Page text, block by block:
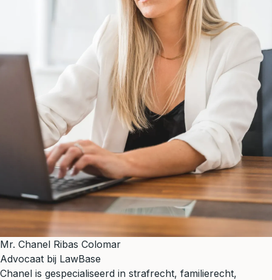
Mr. Chanel Ribas Colomar
Advocaat bij LawBase
Chanel is gespecialiseerd in strafrecht, familierecht,